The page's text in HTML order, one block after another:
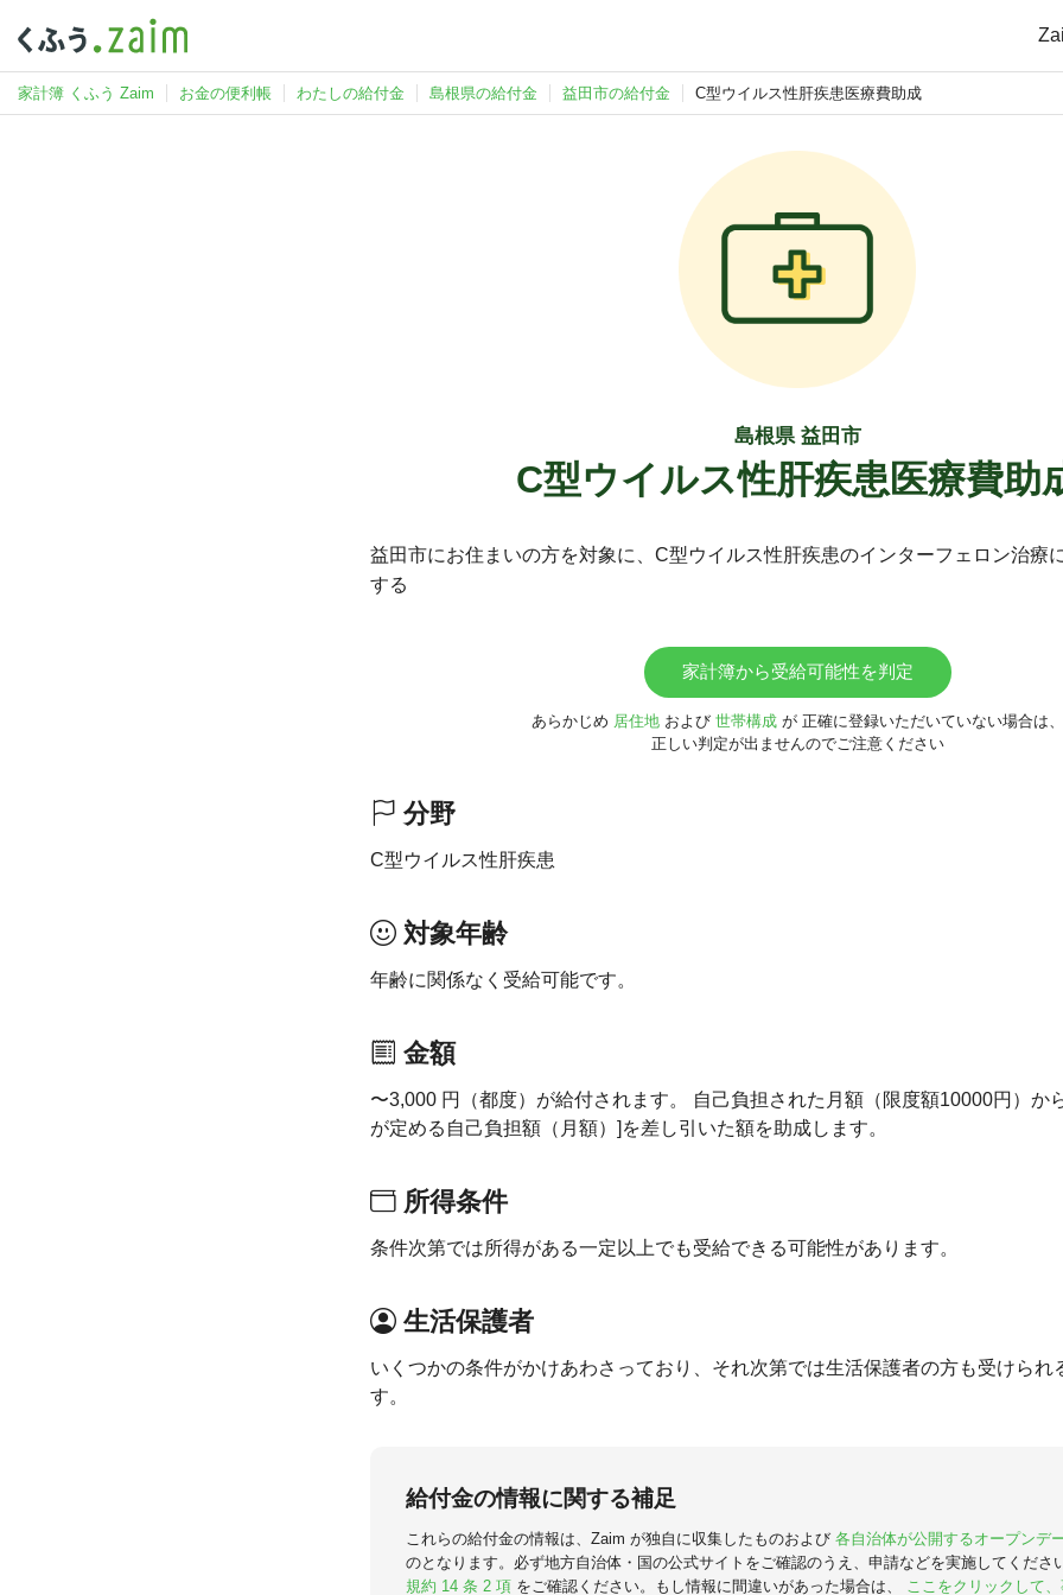
家計簿 くふう Zaim お金の便利帳 わたしの給付金 島根県の給付金 益田市の給付金 C型ウイルス性肝疾患医療費助成
島根県 益田市
C型ウイルス性肝疾患医療費助
益田市にお住まいの方を対象に、C型ウイルス性肝疾患のインターフェロン治療
する
家計簿から受給可能性を判定
あらかじめ 居住地および 世帯構成が 正確に登録いただいていない場合は、
正しい判定が出ませんのでご注意ください
分野
C型ウイルス性肝疾患
対象年齢
年齢に関係なく受給可能です。
金額
〜3,000 円（都度）が給付されます。 自己負担された月額（限度額10000円）か
が定める自己負担額（月額）]を差し引いた額を助成します。
所得条件
条件次第では所得がある一定以上でも受給できる可能性があります。
生活保護者
いくつかの条件がかけあわさっており、それ次第では生活保護者の方も受けられ
す。
給付金の情報に関する補足
これらの給付金の情報は、Zaim が独自に収集したものおよび 各自治体が公開するオープンデ
のとなります。必ず地方自治体・国の公式サイトをご確認のうえ、申請などを実施してくださ
規約 14 条 2 項 をご確認ください。もし情報に間違いがあった場合は、 ここをクリックして